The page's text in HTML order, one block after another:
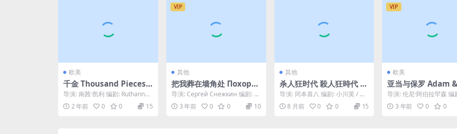
欧美
千金 Thousand Pieces o
f Gold (1991)
导演: 南茜·凯利 编剧: Ruthanne
Lum McCunn / Anne...
2 年前 0 0 15
VIP
其他
把我葬在墙角处 Похоро
ните меня за плинтус
ом (2009)
导演: Сергей Снежкин 编剧: С
ергей Снежкин 主演...
3 年前 0 0 10
其他
杀人狂时代 殺人狂時代 (1
967)
导演: 冈本喜八 编剧: 小川英 / 冈
本喜八 / 山崎忠昭 / 都筑道夫 主
演...8 月前 0 0 15
VIP
欧美
亚当与保罗 Adam
l (2004)
导演: 伦尼·阿伯拉罕森 编
·奥哈洛伦 主演: 汤姆·莫
·... 3 年前 0 0